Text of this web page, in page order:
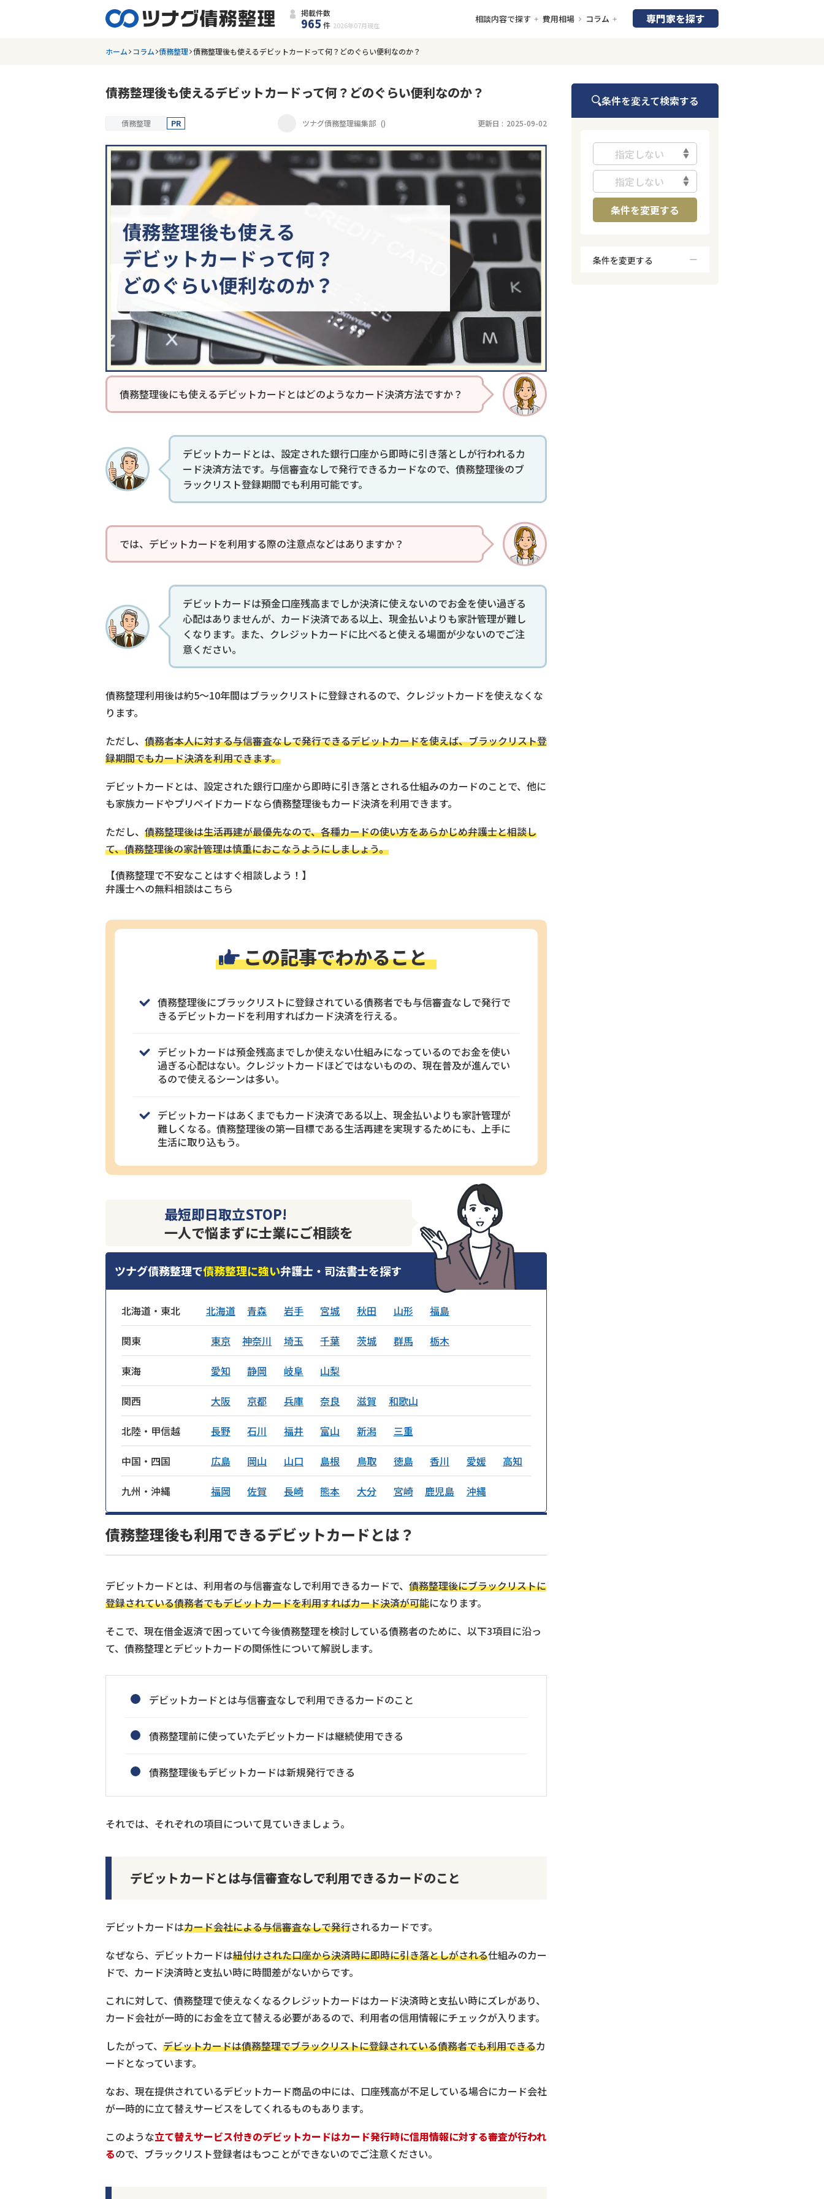
掲載件数
965 件 2026年07月 現在
相談内容で探す 費用相場 コラム 専門家を探す
ホーム コラム 債務整理 債務整理後も使えるデビットカードって何？どのぐらい便利なのか？
債務整理後も使えるデビットカードって何？どのぐらい便利なのか？
債務整理 PR ツナグ債務整理編集部 () 更新日 : 2025-09-02
債務整理後にも使えるデビットカードとはどのようなカード決済方法ですか？
デビットカードとは、設定された銀行口座から即時に引き落としが行われるカ
ード決済方法です。与信審査なしで発行できるカードなので、債務整理後のブ
ラックリスト登録期間でも利用可能です。
では、デビットカードを利用する際の注意点などはありますか？
デビットカードは預金口座残高までしか決済に使えないのでお金を使い過ぎる
心配はありませんが、カード決済である以上、現金払いよりも家計管理が難し
くなります。また、クレジットカードに比べると使える場面が少ないのでご注
意ください。
債務整理利用後は約5〜10年間はブラックリストに登録されるので、クレジットカードを使えなくな
ります。
ただし、 債務者本人に対する与信審査なしで発行できるデビットカードを使えば、ブラックリスト登
録期間でもカード決済を利用できます。
デビットカードとは、設定された銀行口座から即時に引き落とされる仕組みのカードのことで、他に
も家族カードやプリペイドカードなら債務整理後もカード決済を利用できます。
ただし、 債務整理後は生活再建が最優先なので、各種カードの使い方をあらかじめ弁護士と相談し
て、債務整理後の家計管理は慎重におこなうようにしましょう。
【債務整理で不安なことはすぐ相談しよう！】
弁護士への無料相談はこちら
この記事でわかること
債務整理後にブラックリストに登録されている債務者でも与信審査なしで発行で
きるデビットカードを利用すればカード決済を行える。
デビットカードは預金残高までしか使えない仕組みになっているのでお金を使い
過ぎる心配はない。クレジットカードほどではないものの、現在普及が進んでい
るので使えるシーンは多い。
デビットカードはあくまでもカード決済である以上、現金払いよりも家計管理が
難しくなる。債務整理後の第一目標である生活再建を実現するためにも、上手に
生活に取り込もう。
最短即日取立STOP!
一人で悩まずに士業にご相談を
ツナグ債務整理で債務整理に強い弁護士・司法書士を探す
北海道・東北 北海道 青森 岩手 宮城 秋田 山形 福島
関東 東京 神奈川 埼玉 千葉 茨城 群馬 栃木
東海 愛知 静岡 岐阜 山梨
関西 大阪 京都 兵庫 奈良 滋賀 和歌山
北陸・甲信越 長野 石川 福井 富山 新潟 三重
中国・四国 広島 岡山 山口 島根 鳥取 徳島 香川 愛媛 高知
九州・沖縄 福岡 佐賀 長崎 熊本 大分 宮崎 鹿児島 沖縄
債務整理後も利用できるデビットカードとは？
デビットカードとは、利用者の与信審査なしで利用できるカードで、 債務整理後にブラックリストに
登録されている債務者でもデビットカードを利用すればカード決済が可能になります。
そこで、現在借金返済で困っていて今後債務整理を検討している債務者のために、以下3項目に沿っ
て、債務整理とデビットカードの関係性について解説します。
デビットカードとは与信審査なしで利用できるカードのこと
債務整理前に使っていたデビットカードは継続使用できる
債務整理後もデビットカードは新規発行できる
それでは、それぞれの項目について見ていきましょう。
デビットカードとは与信審査なしで利用できるカードのこと
デビットカードはカード会社による与信審査なしで発行されるカードです。
なぜなら、デビットカードは紐付けされた口座から決済時に即時に引き落としがされる仕組みのカー
ドで、カード決済時と支払い時に時間差がないからです。
これに対して、債務整理で使えなくなるクレジットカードはカード決済時と支払い時にズレがあり、
カード会社が一時的にお金を立て替える必要があるので、利用者の信用情報にチェックが入ります。
したがって、 デビットカードは債務整理でブラックリストに登録されている債務者でも利用できるカ
ードとなっています。
なお、現在提供されているデビットカード商品の中には、口座残高が不足している場合にカード会社
が一時的に立て替えサービスをしてくれるものもあります。
このような立て替えサービス付きのデビットカードはカード発行時に信用情報に対する審査が行われ
るので、ブラックリスト登録者はもつことができないのでご注意ください。
条件を変えて検索する
指定しない
指定しない
条件を変更する
条件を変更する